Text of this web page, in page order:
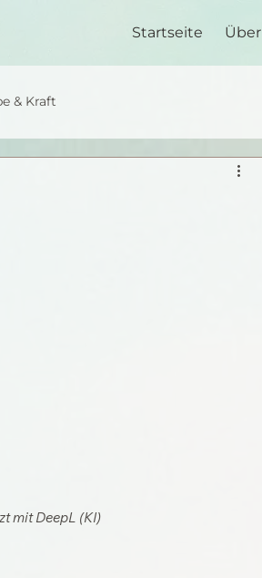
Startseite Über
& Kraft
mit DeepL (KI)